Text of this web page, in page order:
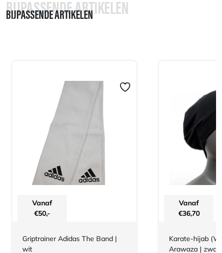
BIJPASSENDE ARTIKELEN
BIJPASSENDE ARTIKELEN
Vanaf
€50,-
Griptrainer Adidas The Band |
wit
Vanaf
€36,70
Karate-hijab
Arawaza | zwart